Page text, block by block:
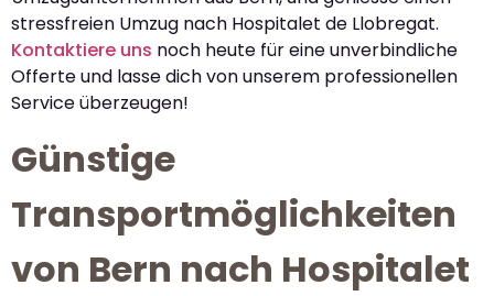
stressfreien Umzug nach Hospitalet de Llobregat.
Kontaktiere uns noch heute für eine unverbindliche
Offerte und lasse dich von unserem professionellen
Service überzeugen!
Günstige
Transportmöglichkeiten
von Bern nach Hospitalet